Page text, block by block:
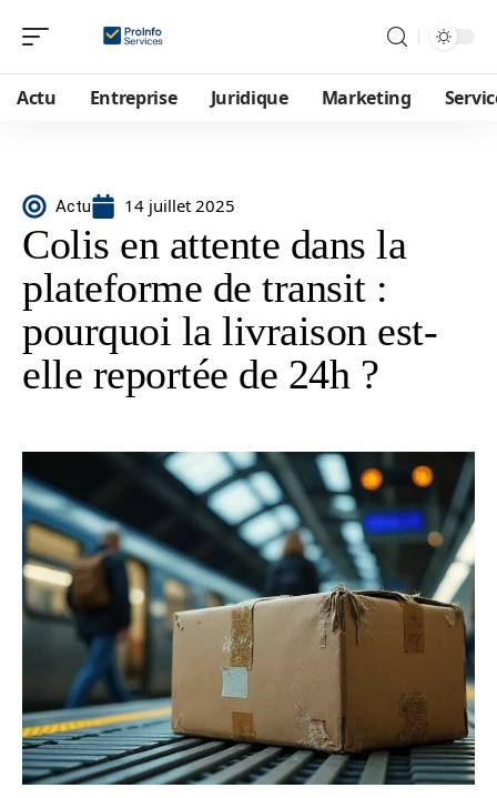
Actu Entreprise Juridique Marketing
Actu 14 juillet 2025
Colis en attente dans la
plateforme de transit :
pourquoi la livraison est-
elle reportée de 24h ?